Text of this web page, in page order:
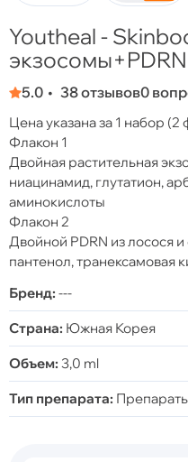
Youtheal -
экзосомы+PDRN
5.0 38 отзывов0
Цена указана за 1 набор (2
Флакон 1
Двойная растительная
ниацинамид, глутатион,
аминокислоты
Флакон 2
Двойной PDRN из лосося
пантенол, транексамовая
Бренд: ---
Страна: Южная Корея
Объем: 3,0 ml
Тип препарата: